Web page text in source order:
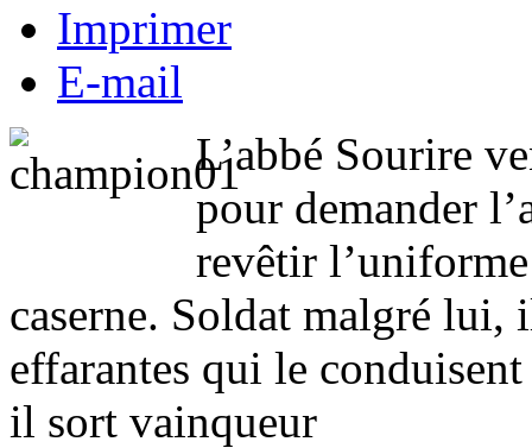
Imprimer
E-mail
L’abbé Sourire
pour demander
revêtir
caserne. Soldat malgré lui,
effarantes qui le
il sort vainqueur